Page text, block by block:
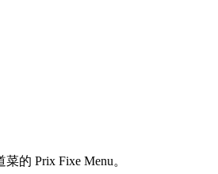
的 Prix Fixe Menu。